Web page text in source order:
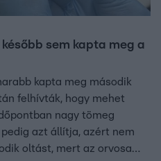
sem kapta meg a
kapta meg második
felhívták, hogy mehet
nagy tömeg
azt állítja, azért nem
oltást, mert az orvosa